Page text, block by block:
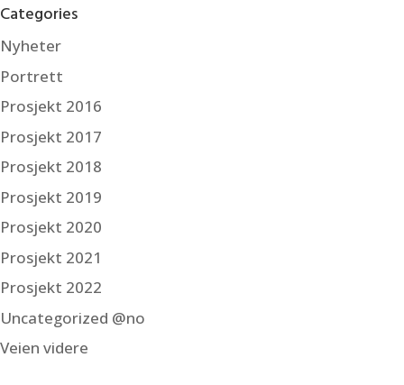
Categories
Nyheter
Portrett
Prosjekt 2016
Prosjekt 2017
Prosjekt 2018
Prosjekt 2019
Prosjekt 2020
Prosjekt 2021
Prosjekt 2022
Uncategorized @no
Veien videre